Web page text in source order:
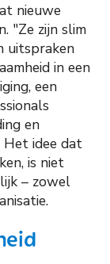
nieuwe
"Ze zijn slim
uitspraken
in een
een
en
Het idee dat
is niet
– zowel